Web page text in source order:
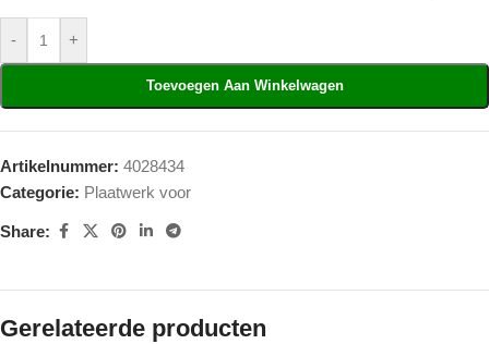
- +
Toevoegen Aan Winkelwagen
Artikelnummer: 4028434
Categorie: Plaatwerk voor
Share:
Gerelateerde producten